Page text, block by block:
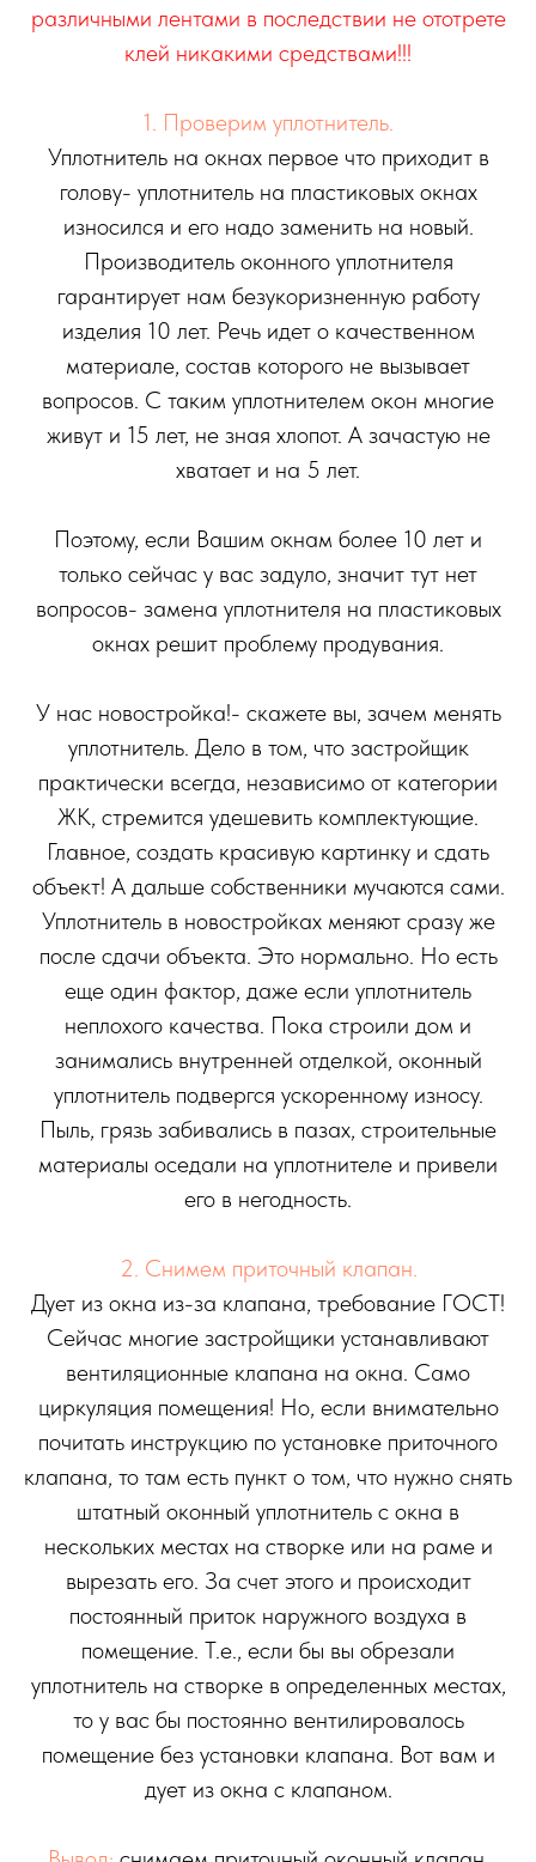
различными лентами в последствии не ототрете
клей никакими средствами!!!
1. Проверим уплотнитель.
Уплотнитель на окнах первое что приходит в
голову- уплотнитель на пластиковых окнах
износился и его надо заменить на новый.
Производитель оконного уплотнителя
гарантирует нам безукоризненную работу
изделия 10 лет. Речь идет о качественном
материале, состав которого не вызывает
вопросов. С таким уплотнителем окон многие
живут и 15 лет, не зная хлопот. А зачастую не
хватает и на 5 лет.
Поэтому, если Вашим окнам более 10 лет и
только сейчас у вас задуло, значит тут нет
вопросов- замена уплотнителя на пластиковых
окнах решит проблему продувания.
У нас новостройка!- скажете вы, зачем менять
уплотнитель. Дело в том, что застройщик
практически всегда, независимо от категории
ЖК, стремится удешевить комплектующие.
Главное, создать красивую картинку и сдать
объект! А дальше собственники мучаются сами.
Уплотнитель в новостройках меняют сразу же
после сдачи объекта. Это нормально. Но есть
еще один фактор, даже если уплотнитель
неплохого качества. Пока строили дом и
занимались внутренней отделкой, оконный
уплотнитель подвергся ускоренному износу.
Пыль, грязь забивались в пазах, строительные
материалы оседали на уплотнителе и привели
его в негодность.
2. Снимем приточный клапан.
Дует из окна из-за клапана, требование ГОСТ!
Сейчас многие застройщики устанавливают
вентиляционные клапана на окна. Само
циркуляция помещения! Но, если внимательно
почитать инструкцию по установке приточного
клапана, то там есть пункт о том, что нужно снять
штатный оконный уплотнитель с окна в
нескольких местах на створке или на раме и
вырезать его. За счет этого и происходит
постоянный приток наружного воздуха в
помещение. Т.е., если бы вы обрезали
уплотнитель на створке в определенных местах,
то у вас бы постоянно вентилировалось
помещение без установки клапана. Вот вам и
дует из окна с клапаном.